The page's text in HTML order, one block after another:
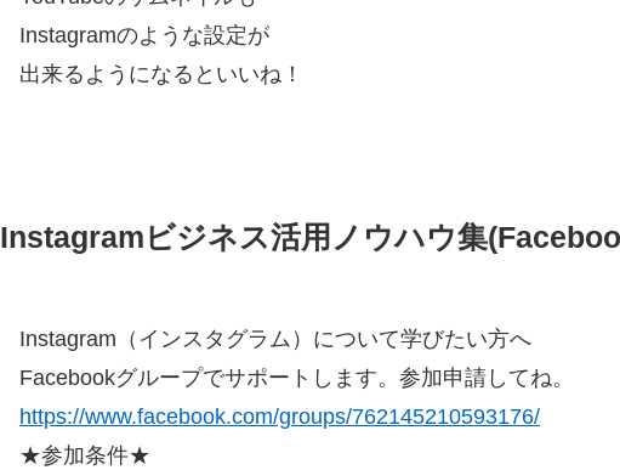
Instagramのような設定が
出来るようになるといいね！
Instagramビジネス活用ノウハウ集
Instagram（インスタグラム）について学びたい方へ
Facebookグループでサポートします。参加申請してね。
https://www.facebook.com/groups/762145210593176/
★参加条件★